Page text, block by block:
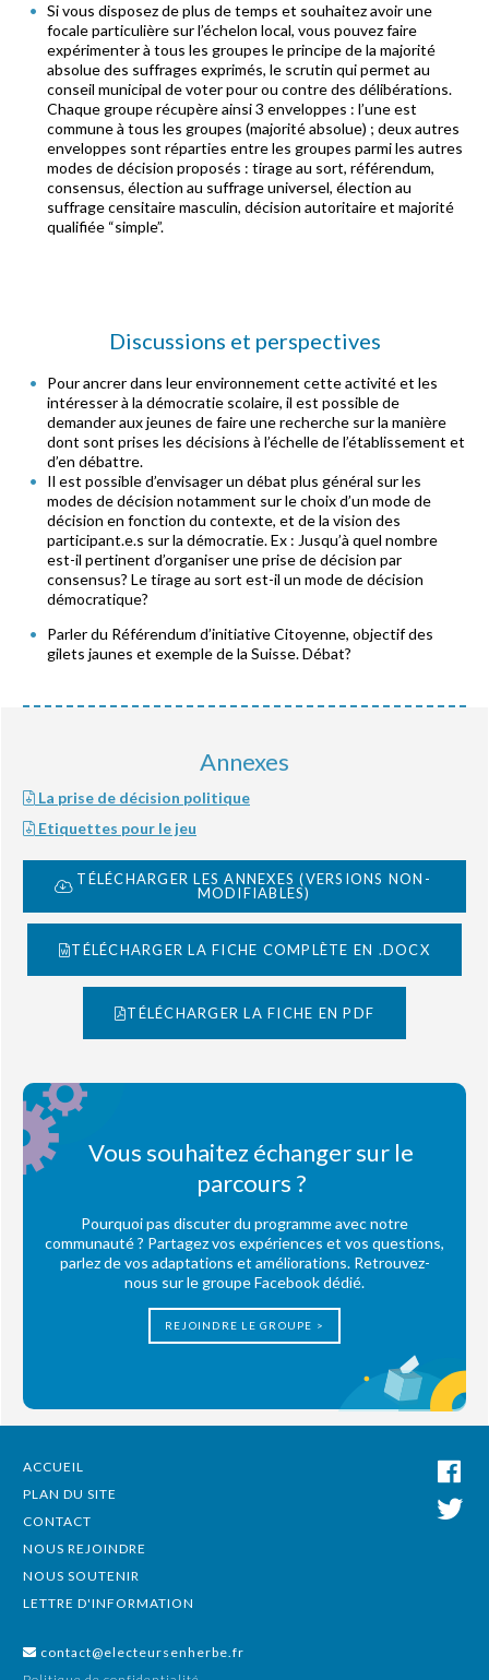
Si vous disposez de plus de temps et souhaitez avoir une
focale particulière sur l’échelon local, vous pouvez faire
expérimenter à tous les groupes le principe de la majorité
absolue des suffrages exprimés, le scrutin qui permet au
conseil municipal de voter pour ou contre des délibérations.
Chaque groupe récupère ainsi 3 enveloppes : l’une est
commune à tous les groupes (majorité absolue) ; deux autres
enveloppes sont réparties entre les groupes parmi les autres
modes de décision proposés : tirage au sort, référendum,
consensus, élection au suffrage universel, élection au
suffrage censitaire masculin, décision autoritaire et majorité
qualifiée “simple”.
Discussions et perspectives
Pour ancrer dans leur environnement cette activité et les
intéresser à la démocratie scolaire, il est possible de
demander aux jeunes de faire une recherche sur la manière
dont sont prises les décisions à l’échelle de l’établissement et
d’en débattre.
Il est possible d’envisager un débat plus général sur les
modes de décision notamment sur le choix d’un mode de
décision en fonction du contexte, et de la vision des
participant.e.s sur la démocratie. Ex : Jusqu’à quel nombre
est-il pertinent d’organiser une prise de décision par
consensus? Le tirage au sort est-il un mode de décision
démocratique?
Parler du Référendum d’initiative Citoyenne, objectif des
gilets jaunes et exemple de la Suisse. Débat?
Annexes
La prise de décision politique
Etiquettes pour le jeu
TÉLÉCHARGER LES ANNEXES (VERSIONS NON-
MODIFIABLES)
TÉLÉCHARGER LA FICHE COMPLÈTE EN .DOCX
TÉLÉCHARGER LA FICHE EN PDF
Vous souhaitez échanger sur le
parcours ?
Pourquoi pas discuter du programme avec notre
communauté ? Partagez vos expériences et vos questions,
parlez de vos adaptations et améliorations. Retrouvez-
nous sur le groupe Facebook dédié.
REJOINDRE LE GROUPE >
ACCUEIL
PLAN DU SITE
CONTACT
NOUS REJOINDRE
NOUS SOUTENIR
LETTRE D'INFORMATION
contact@electeursenherbe.fr